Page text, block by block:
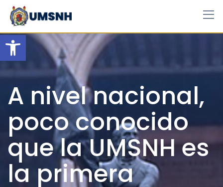
Open toolbar
Skip
content
A nivel nacional,
poco conocido
que la UMSNH es
la primera